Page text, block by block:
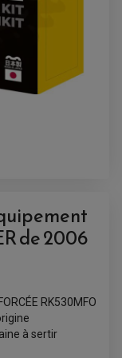
de 2006
RK530MFO
à sertir